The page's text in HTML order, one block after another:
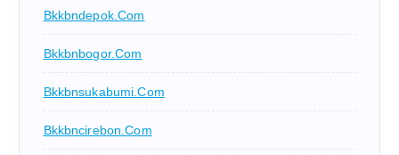
Bkkbndepok.com
Bkkbnbogor.com
Bkkbnsukabumi.com
Bkkbncirebon.com